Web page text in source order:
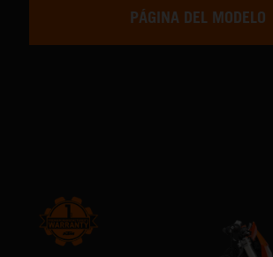
PÁGINA DEL MODELO